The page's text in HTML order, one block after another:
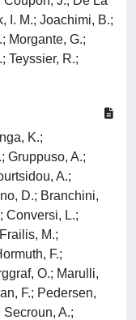
I. M.; Joachimi, B.;
Morgante, G.;
Teyssier, R.;
K.;
Gruppuso, A.;
A.;
D.; Branchini,
Conversi, L.;
M.;
F.;
O.; Marulli,
F.; Pedersen,
A.;